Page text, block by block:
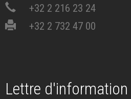
+32 2 216 23 24
+32 2 732 47 00
Lettre d'information